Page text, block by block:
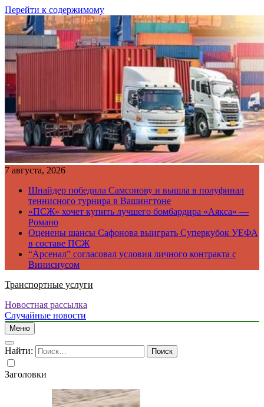
Перейти к содержимому
7 августа, 2026
Шнайдер победила Самсонову и вышла в полуфинал
теннисного турнира в Вашингтоне
«ПСЖ» хочет купить лучшего бомбардира «Аякса» —
Романо
Оценены шансы Сафонова выиграть Суперкубок УЕФА
в составе ПСЖ
“Арсенал” согласовал условия личного контракта с
Винисиусом
Транспортные услуги
Новостная рассылка
Случайные новости
Меню
Найти:
Заголовки